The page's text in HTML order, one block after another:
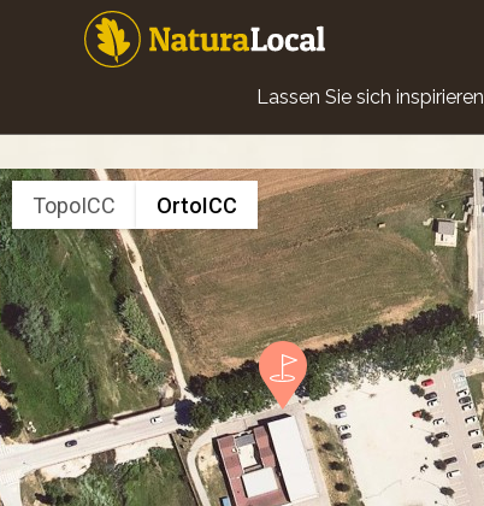
Main
navigation
Lassen Sie sich inspirieren
TopoICC OrtoICC